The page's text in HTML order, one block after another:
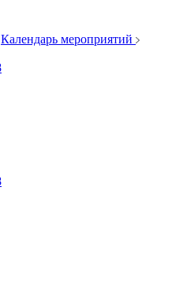
Календарь мероприятий